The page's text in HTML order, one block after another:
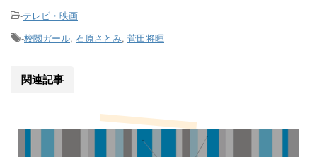
-テレビ・映画
-校閲ガール, 石原さとみ, 菅田将暉
関連記事